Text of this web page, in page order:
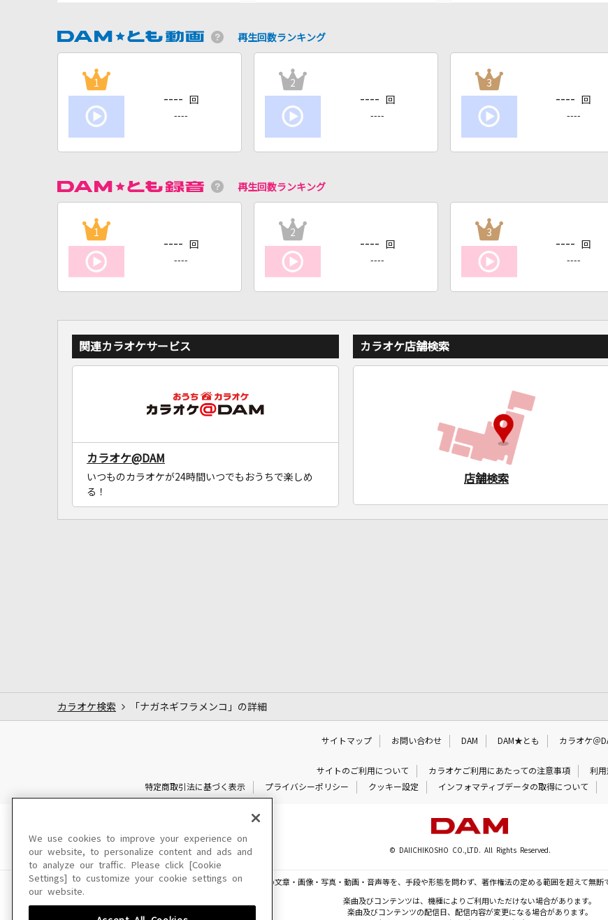
再生回数ランキング
1
---- 回
----
2
---- 回
----
3
---- 回
----
再生回数ランキング
1
---- 回
----
2
---- 回
----
3
---- 回
----
関連カラオケサービス
カラオケ@DAM
いつものカラオケが24時間いつでもおうちで楽しめ
る！
カラオケ店舗検索
店舗検索
カラオケ検索 「ナガネギフラメンコ」の詳細
サイトマップ お問い合わせ DAM DAM★とも カラオケ＠
サイトのご利用について カラオケご利用にあたっての注意事項
利用
特定商取引法に基づく表示
プライバシーポリシー クッキー設定 インフォマティブデータの取得について
© DAIICHIKOSHO CO.,LTD. All Rights Reserved.
このサイトに掲載されている一切の文章・画像・写真・動画・音声等を、手段や形態を問わず、著作権法の定める範囲を超えて無断
楽曲及びコンテンツは、機種によりご利用いただけない場合があります。
楽曲及びコンテンツの配信日、配信内容が変更になる場合があります。
We use cookies to improve your experience on
our website, to personalize content and ads and
to analyze our traffic. Please click [Cookie
Settings] to customize your cookie settings on
our website.